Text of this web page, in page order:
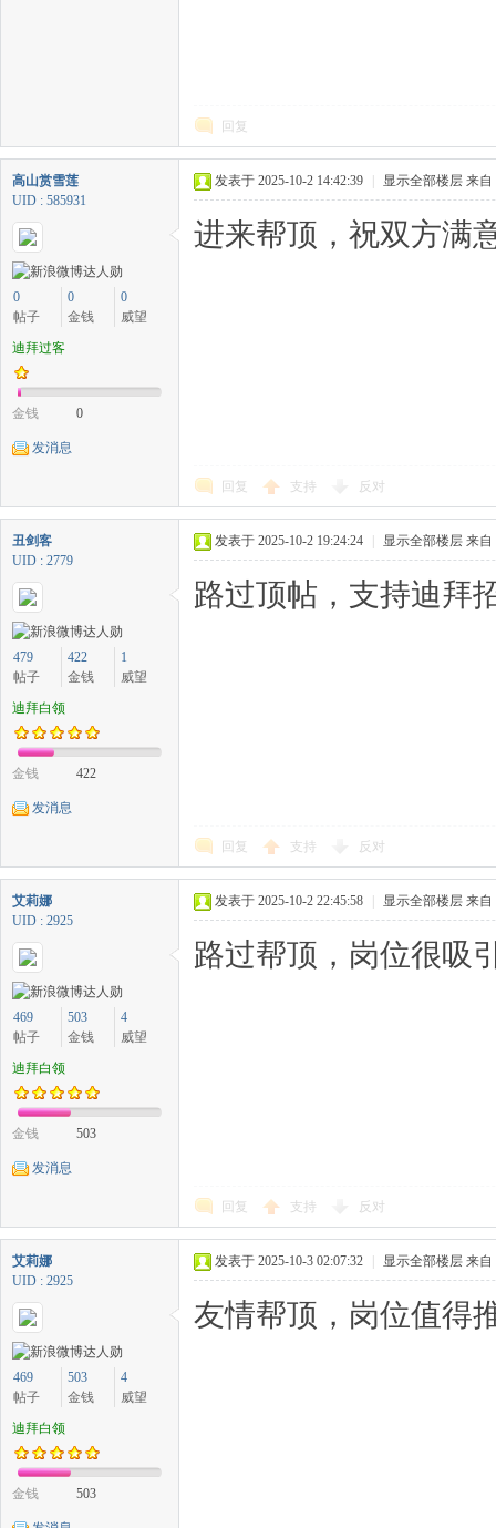
回复
高山赏雪莲
UID : 585931
0
帖子
0
金钱
0
威望
迪拜过客
金钱 0
发消息
发表于 2025-10-2 14:42:39 显示全部楼层 来自
进来帮顶，祝双方满
回复 支持 反对
丑剑客
UID : 2779
479
帖子
422
金钱
1
威望
迪拜白领
金钱 422
发消息
发表于 2025-10-2 19:24:24 显示全部楼层 来自
路过顶帖，支持迪拜
回复 支持 反对
艾莉娜
UID : 2925
469
帖子
503
金钱
4
威望
迪拜白领
金钱 503
发消息
发表于 2025-10-2 22:45:58 显示全部楼层 来自
路过帮顶，岗位很吸
回复 支持 反对
艾莉娜
UID : 2925
469
帖子
503
金钱
4
威望
迪拜白领
金钱 503
发表于 2025-10-3 02:07:32 显示全部楼层 来自
友情帮顶，岗位值得